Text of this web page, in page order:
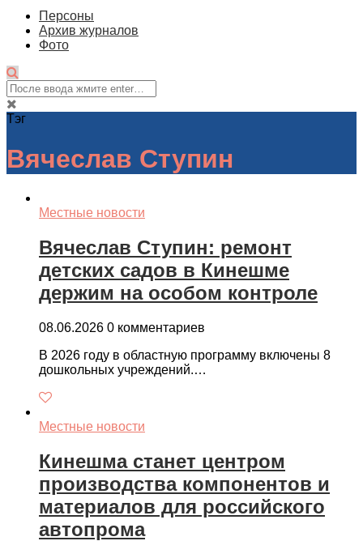
Персоны
Архив журналов
Фото
Тэг
Вячеслав Ступин
Местные новости
Вячеслав Ступин: ремонт
детских садов в Кинешме
держим на особом контроле
08.06.2026 0 комментариев
В 2026 году в областную программу включены 8
дошкольных учреждений.…
Местные новости
Кинешма станет центром
производства компонентов и
материалов для российского
автопрома